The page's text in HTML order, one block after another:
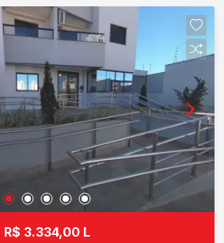
3
1 suíte; Sala ampla para dois
funcional; Banheiro social;
central; Fácil acesso às
quem deseja
segurança e praticidade em
mais valorizadas de São Carlos.
e venha conhecer seu novo
R$ 3.334,00 L